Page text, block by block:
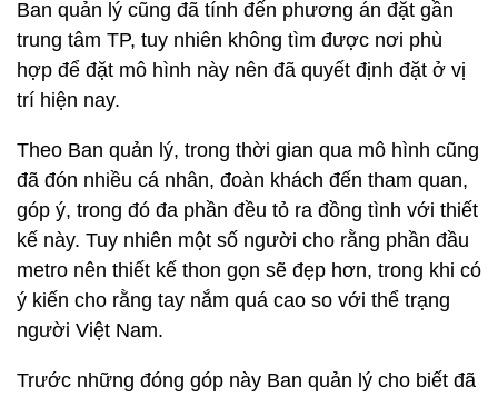
Ban quản lý cũng đã tính đến phương án đặt gần
trung tâm TP, tuy nhiên không tìm được nơi phù
hợp để đặt mô hình này nên đã quyết định đặt ở vị
trí hiện nay.
Theo Ban quản lý, trong thời gian qua mô hình cũng
đã đón nhiều cá nhân, đoàn khách đến tham quan,
góp ý, trong đó đa phần đều tỏ ra đồng tình với thiết
kế này. Tuy nhiên một số người cho rằng phần đầu
metro nên thiết kế thon gọn sẽ đẹp hơn, trong khi có
ý kiến cho rằng tay nắm quá cao so với thể trạng
người Việt Nam.
Trước những đóng góp này Ban quản lý cho biết đã